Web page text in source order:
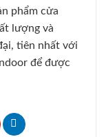
phẩm cửa
lượng và
tiên nhất với
để được